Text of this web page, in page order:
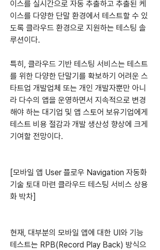
이스를 실시간으로 자동 추출하고 추출된 케
이스를 다양한 단말 환경에서 테스트할 수 있
도록 클라우드 환경으로 지원하는 테스팅 솔
루션이다.
특히, 클라우드 기반 테스팅 서비스는 테스트
를 위한 다양한 단말기를 확보하기 어려운 스
타트업 개발업체 또는 개인 개발자뿐만 아니
라 다수의 앱을 운영하면서 지속적으로 변경
해야 하는 대기업 및 앱 스토어 보유기업에게
테스트 비용 절감과 개발 생산성 향상에 크게
기여할 전망이다.
[모바일 앱 User 플로우 Navigation 자동화
기술 토대 마련 클라우드 테스팅 서비스 상용
화 박차]
현재, 대부분의 모바일 앱에 대한 UI와 기능
테스트는 RPB(Record Play Back) 방식으